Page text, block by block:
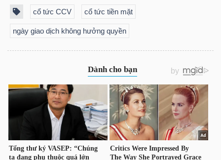
cổ tức CCV cổ tức tiền mặt
ngày giao dịch không hưởng quyền
THIẾT